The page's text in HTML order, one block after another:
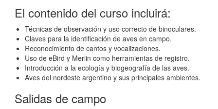
El contenido del curso incluirá:
Técnicas de observación y uso correcto de binoculares.
Claves para la identificación de aves en campo.
Reconocimiento de cantos y vocalizaciones.
Uso de eBird y Merlin como herramientas de registro.
Introducción a la ecología y biogeografía de las aves.
Aves del nordeste argentino y sus principales ambientes.
Salidas de campo